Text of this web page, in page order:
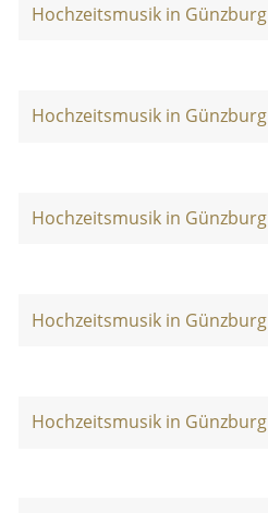
Hochzeitsmusik in Günzburg
Hochzeitsmusik in Günzburg
Hochzeitsmusik in Günzburg
Hochzeitsmusik in Günzburg
Hochzeitsmusik in Günzburg